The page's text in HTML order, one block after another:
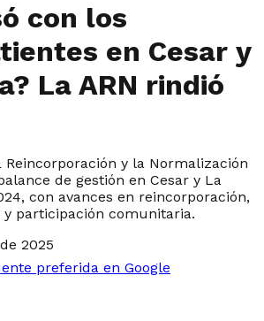
con los
en Cesar y
La ARN rindió
Reincorporación y la Normalización
de gestión en Cesar y La
con avances en reincorporación,
y participación comunitaria.
2025
preferida en Google